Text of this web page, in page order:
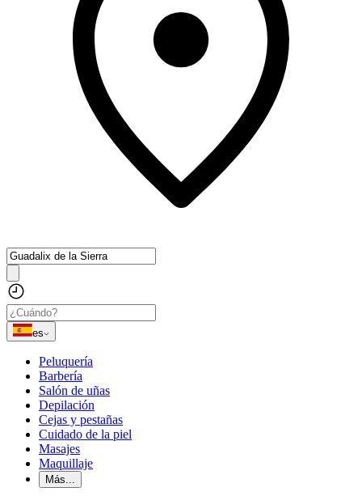
es
Peluquería
Barbería
Salón de uñas
Depilación
Cejas y pestañas
Cuidado de la piel
Masajes
Maquillaje
Más...